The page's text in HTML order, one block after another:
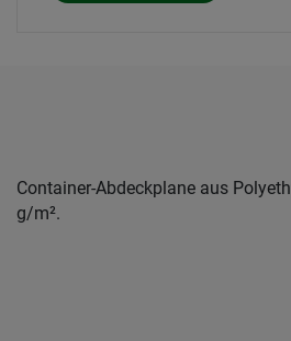
Container-Abdeckplane aus
g/m².